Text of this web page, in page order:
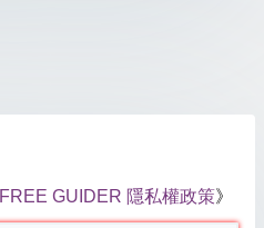
FREE GUIDER 隱私權政策》